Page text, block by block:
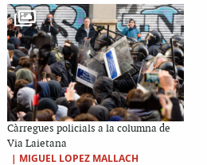
Càrregues policials a la columna de
Via Laietana
| MIGUEL LOPEZ MALLACH